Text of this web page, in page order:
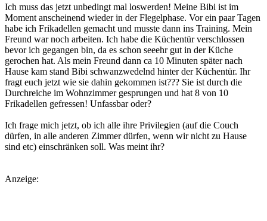
Ich muss das jetzt unbedingt mal loswerden! Meine Bibi ist im
Moment anscheinend wieder in der Flegelphase. Vor ein paar Tagen
habe ich Frikadellen gemacht und musste dann ins Training. Mein
Freund war noch arbeiten. Ich habe die Küchentür verschlossen
bevor ich gegangen bin, da es schon seeehr gut in der Küche
gerochen hat. Als mein Freund dann ca 10 Minuten später nach
Hause kam stand Bibi schwanzwedelnd hinter der Küchentür. Ihr
fragt euch jetzt wie sie dahin gekommen ist??? Sie ist durch die
Durchreiche im Wohnzimmer gesprungen und hat 8 von 10
Frikadellen gefressen! Unfassbar oder?
Ich frage mich jetzt, ob ich alle ihre Privilegien (auf die Couch
dürfen, in alle anderen Zimmer dürfen, wenn wir nicht zu Hause
sind etc) einschränken soll. Was meint ihr?
Anzeige: